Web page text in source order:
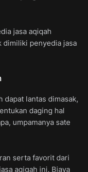
jasa aqiqah
dimiliki penyedia jasa
dapat lantas dimasak,
daging hal
umpamanya sate
serta favorit dari
aqiqah ini. Biaya